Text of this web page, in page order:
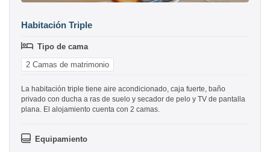
Habitación Triple
Tipo de cama
2 Camas de matrimonio
La habitación triple tiene aire acondicionado, caja fuerte, baño
privado con ducha a ras de suelo y secador de pelo y TV de pantalla
plana. El alojamiento cuenta con 2 camas.
Equipamiento